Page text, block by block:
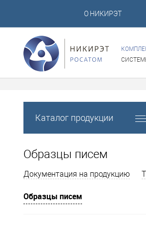
О НИКИРЭТ
Каталог продукции
Образцы писем
Документация на продукцию
Образцы писем